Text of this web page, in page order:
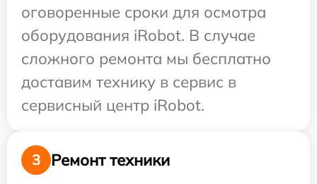
оговоренные сроки для осмотра
оборудования iRobot. В случае
сложного ремонта мы бесплатно
доставим технику в сервис в
сервисный центр iRobot.
3
Ремонт техники